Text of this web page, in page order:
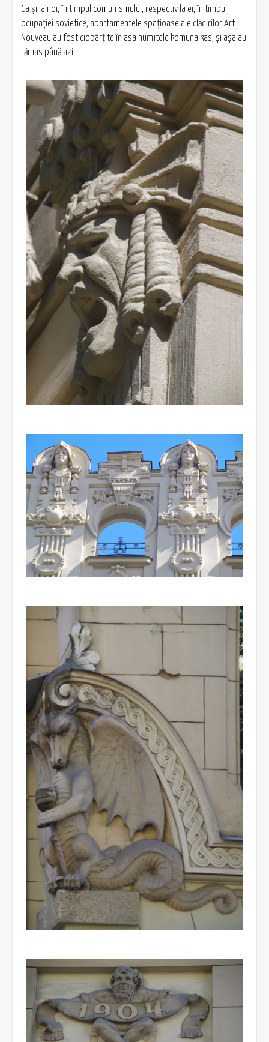
Ca și la noi, în timpul comunismului, respectiv la ei, în timpul
ocupației sovietice, apartamentele spațioase ale clădirilor Art
Nouveau au fost ciopârțite în așa numitele komunalkas, și așa au
rămas până azi.